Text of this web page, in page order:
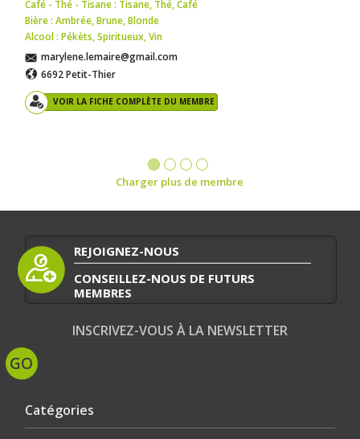
Café - Thé - Tisane : Tisane, Thé,Café
Bière : Ambrée,Brune,Blonde
Alcool : Pékèts,Spiritueux,Vin
marylene.lemaire@gmail.com
6692 Petit-Thier
VOIR LA FICHE COMPLÈTE DU MEMBRE
Charger plus de membre
REJOIGNEZ-NOUS
CONSEILLEZ-NOUS DE FUTURS
MEMBRES
INSCRIVEZ-VOUS À LA NEWSLETTER
Catégories